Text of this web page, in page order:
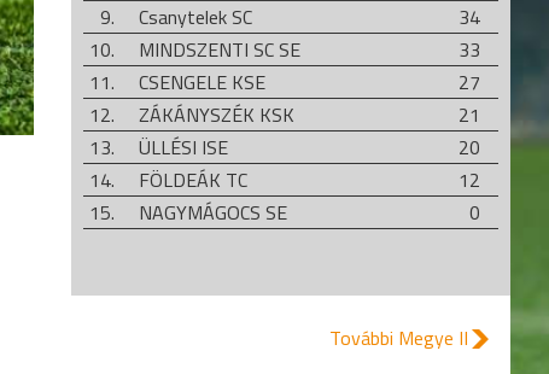
9.
Csanytelek SC
34
10.
MINDSZENTI SC SE
33
11.
CSENGELE KSE
27
12.
ZÁKÁNYSZÉK KSK
21
13.
ÜLLÉSI ISE
20
14.
FÖLDEÁK TC
12
15.
NAGYMÁGOCS SE 0
További Megye II